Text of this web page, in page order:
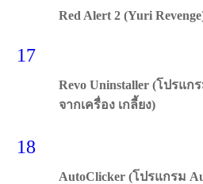
Red Alert 2 (Yuri
17
Revo Uninstaller (โปรแ
จากเครื่อง เกลี้ยง)
18
AutoClicker (โปรแกรม